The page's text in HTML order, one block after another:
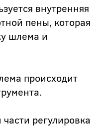
внутренняя
пены, которая
шлема и
происходит
регулировка